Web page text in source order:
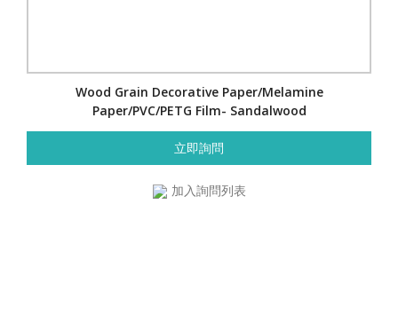
Wood Grain Decorative Paper/Melamine
Paper/PVC/PETG Film- Sandalwood
立即詢問
加入詢問列表